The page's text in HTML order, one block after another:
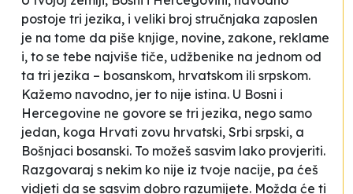
postoje tri jezika, i veliki broj stručnjaka zaposlen
je na tome da piše knjige, novine, zakone, reklame
i, to se tebe najviše tiče, udžbenike na jednom od
ta tri jezika – bosanskom, hrvatskom ili srpskom.
Kažemo navodno, jer to nije istina. U Bosni i
Hercegovine ne govore se tri jezika, nego samo
jedan, koga Hrvati zovu hrvatski, Srbi srpski, a
Bošnjaci bosanski. To možeš sasvim lako provjeriti.
Razgovaraj s nekim ko nije iz tvoje nacije, pa ćeš
vidjeti da se sasvim dobro razumijete. Možda će ti